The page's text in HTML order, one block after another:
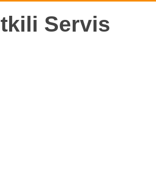
Servis